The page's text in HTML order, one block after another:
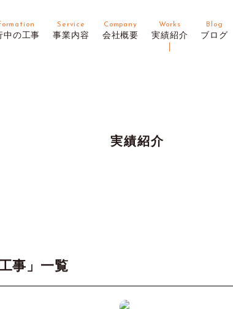
中の工事
Service
事業内容
Company
会社概要
Works
実績紹介
Blog
ブログ
実績紹介
事」一覧